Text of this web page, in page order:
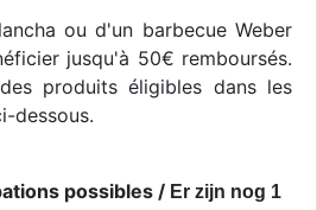
ou d'un barbecue Weber
jusqu'à 50€ remboursés.
produits éligibles dans les
dessous.
possibles / Er zijn nog 1